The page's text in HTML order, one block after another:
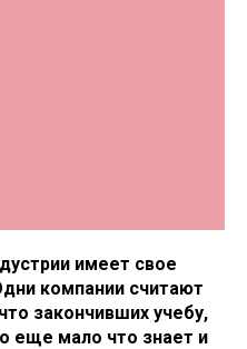
имеет свое
компании считают
закончивших учебу,
еще мало что знает и